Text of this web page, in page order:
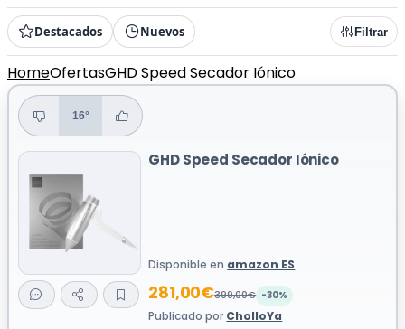
Destacados Nuevos Filtrar
HomeOfertasGHD Speed Secador Iónico
16°
GHD Speed Secador Iónico
Disponible en amazon ES
281,00€399,00€ -30%
Publicado por CholloYa